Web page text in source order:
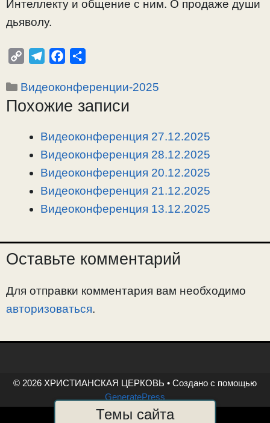
Интеллекту и общение с ним. О продаже души
дьяволу.
p
y
l
e
r
a
c
e
o
п
р
в
Рубрики
Видеоконференции-2025
Похожие записи
Видеоконференция 27.12.2025
Видеоконференция 28.12.2025
Видеоконференция 20.12.2025
Видеоконференция 21.12.2025
Видеоконференция 13.12.2025
Оставьте комментарий
Для отправки комментария вам необходимо
авторизоваться.
© 2026 ХРИСТИАНСКАЯ ЦЕРКОВЬ • Создано с помощью
GeneratePress
Темы сайта